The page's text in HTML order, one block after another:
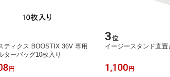
ティクス BOOSTIX 36V 専用
ターバッグ10枚入り
円
3位
イージースタンド直置
1,100 円